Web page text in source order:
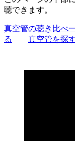
聴できます。
真空管の聴き比べ
る
真空管を探